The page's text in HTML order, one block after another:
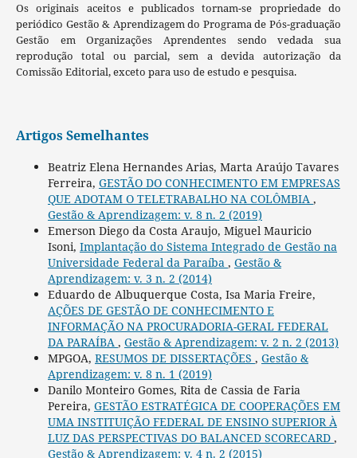
Os originais aceitos e publicados tornam-se propriedade do
periódico Gestão & Aprendizagem do Programa de Pós-graduação
Gestão em Organizações Aprendentes sendo vedada sua
reprodução total ou parcial, sem a devida autorização da
Comissão Editorial, exceto para uso de estudo e pesquisa.
Artigos Semelhantes
Beatriz Elena Hernandes Arias, Marta Araújo Tavares
Ferreira, GESTÃO DO CONHECIMENTO EM EMPRESAS
QUE ADOTAM O TELETRABALHO NA COLÔMBIA ,
Gestão & Aprendizagem: v. 8 n. 2 (2019)
Emerson Diego da Costa Araujo, Miguel Mauricio
Isoni, Implantação do Sistema Integrado de Gestão na
Universidade Federal da Paraíba , Gestão &
Aprendizagem: v. 3 n. 2 (2014)
Eduardo de Albuquerque Costa, Isa Maria Freire,
AÇÕES DE GESTÃO DE CONHECIMENTO E
INFORMAÇÃO NA PROCURADORIA-GERAL FEDERAL
DA PARAÍBA , Gestão & Aprendizagem: v. 2 n. 2 (2013)
MPGOA, RESUMOS DE DISSERTAÇÕES , Gestão &
Aprendizagem: v. 8 n. 1 (2019)
Danilo Monteiro Gomes, Rita de Cassia de Faria
Pereira, GESTÃO ESTRATÉGICA DE COOPERAÇÕES EM
UMA INSTITUIÇÃO FEDERAL DE ENSINO SUPERIOR À
LUZ DAS PERSPECTIVAS DO BALANCED SCORECARD ,
Gestão & Aprendizagem: v. 4 n. 2 (2015)